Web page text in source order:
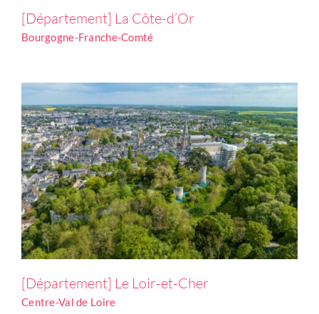
[Département] La Côte-d’Or
Bourgogne-Franche-Comté
Centre-Val de Loire
[Département] Le Loir-et-Cher
Centre-Val de Loire